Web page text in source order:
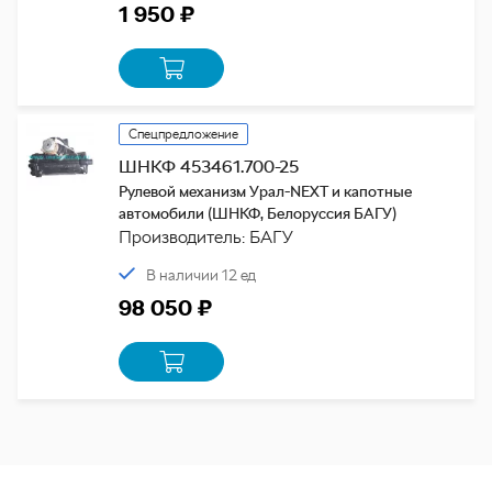
1 950 ₽
Спецпредложение
ШНКФ 453461.700-25
Рулевой механизм Урал-NEXT и капотные
автомобили (ШНКФ, Белоруссия БАГУ)
Производитель: БАГУ
В наличии 12 ед
98 050 ₽